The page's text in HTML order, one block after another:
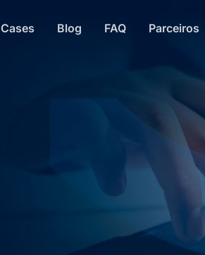
Cases Blog FAQ Parceiros